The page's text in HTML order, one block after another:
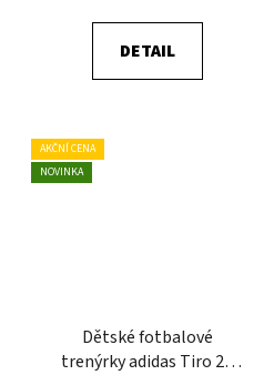
DETAIL
AKČNÍ CENA
NOVINKA
Dětské fotbalové
trenýrky adidas Tiro 26